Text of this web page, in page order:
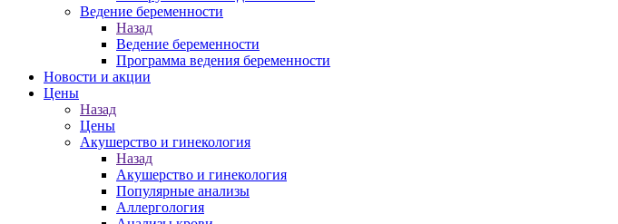
Ведение беременности
Назад
Ведение беременности
Программа ведения беременности
Новости и акции
Цены
Назад
Цены
Акушерство и гинекология
Назад
Акушерство и гинекология
Популярные анализы
Аллергология